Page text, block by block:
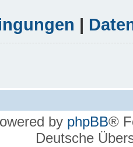
|
by phpBB®
Deutsche